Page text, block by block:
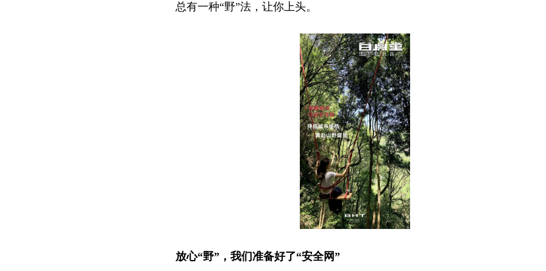
总有一种“野”法，让你上头。
放心“野”，我们准备好了“安全网”